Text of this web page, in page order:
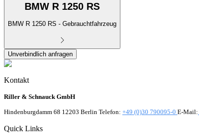
BMW R 1250 RS
BMW R 1250 RS - Gebrauchtfahrzeug
Unverbindlich anfragen
Kontakt
Riller & Schnauck GmbH
Hindenburgdamm 68 12203 Berlin Telefon: +49 (0)30 790095-0 E-Mail:
Quick Links